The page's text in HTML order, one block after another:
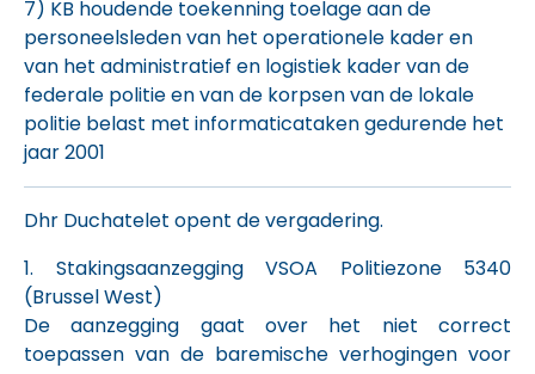
7) KB houdende toekenning toelage aan de
personeelsleden van het operationele kader en
van het administratief en logistiek kader van de
federale politie en van de korpsen van de lokale
politie belast met informaticataken gedurende het
jaar 2001
Dhr Duchatelet opent de vergadering.
1. Stakingsaanzegging VSOA Politiezone 5340
(Brussel West)
De aanzegging gaat over het niet correct
toepassen van de baremische verhogingen voor